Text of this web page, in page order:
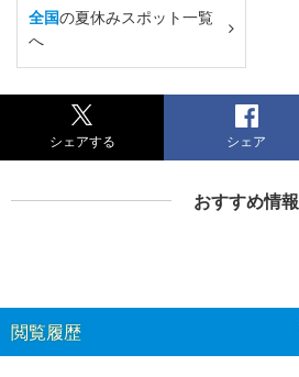
全国の夏休みスポット一覧
へ
シェアする シェア
おすすめ情報
閲覧履歴